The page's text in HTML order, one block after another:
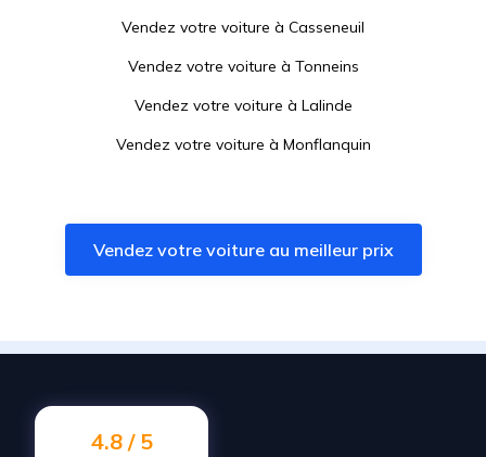
Vendez votre voiture à Casseneuil
Vendez votre voiture à Tonneins
Vendez votre voiture à Lalinde
Vendez votre voiture à Monflanquin
Vendez votre voiture àClairac
Vendez votre voiture àBias
Vendez votre voiture à
Vendez votre voiture au meilleur prix
4.8 / 5